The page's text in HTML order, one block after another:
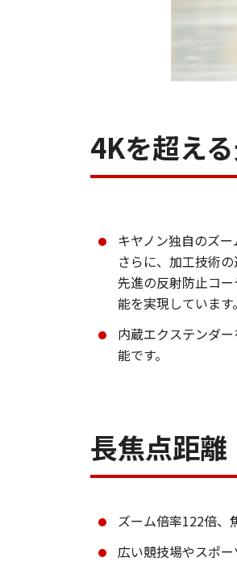
4Kを超え
キヤノン独自のズ
さらに、加工技術
先進の反射防止コ
能を実現しています。
内蔵エクステンダ
能です。
長焦点距
ズーム倍率122倍、
広い競技場やスポ